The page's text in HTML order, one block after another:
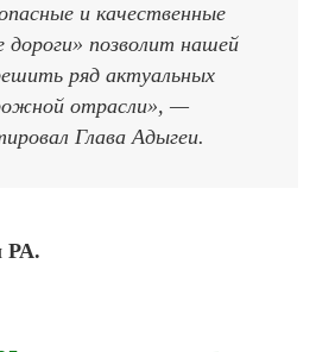
и качественные
дороги» позволит нашей
ряд актуальных
отрасли», —
Глава Адыгеи.
РА.